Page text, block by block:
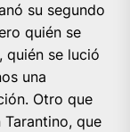
su segundo
quién se
, quién se lució
una
Otro que
que